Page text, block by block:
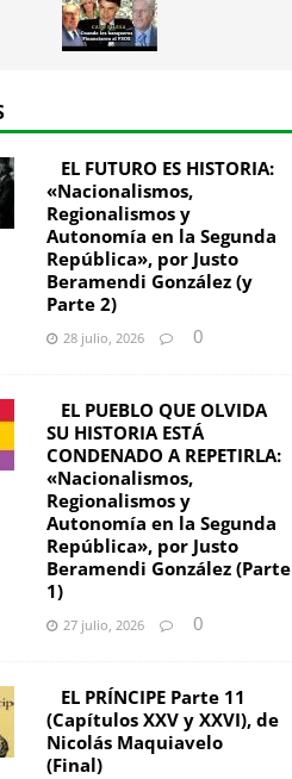
EL FUTURO ES HISTORIA:
«Nacionalismos,
Regionalismos y
Autonomía en la Segunda
República», por Justo
Beramendi González (y
Parte 2)
28 julio, 2026 0
EL PUEBLO QUE OLVIDA
SU HISTORIA ESTÁ
CONDENADO A REPETIRLA:
«Nacionalismos,
Regionalismos y
Autonomía en la Segunda
República», por Justo
Beramendi González (Parte
1)
27 julio, 2026 0
EL PRÍNCIPE Parte 11
(Capítulos XXV y XXVI), de
Nicolás Maquiavelo
(Final)